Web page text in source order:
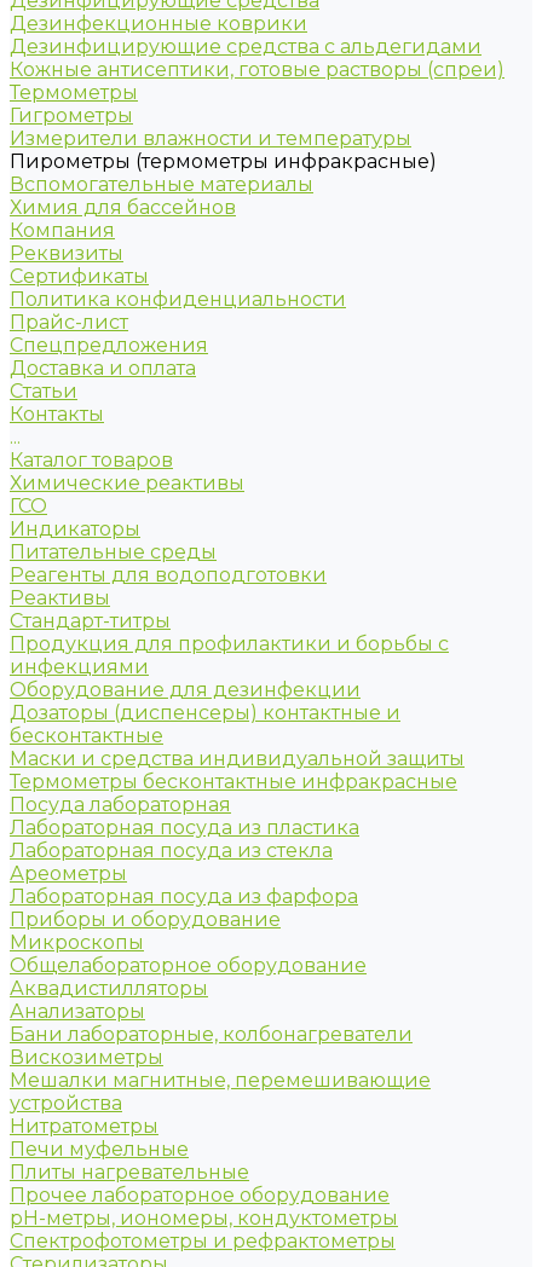
Дезинфекционные коврики
Дезинфицирующие средства с альдегидами
Кожные антисептики, готовые растворы (спреи)
Термометры
Гигрометры
Измерители влажности и температуры
Пирометры (термометры инфракрасные)
Вспомогательные материалы
Химия для бассейнов
Компания
Реквизиты
Сертификаты
Политика конфиденциальности
Прайс-лист
Спецпредложения
Доставка и оплата
Статьи
Контакты
...
Каталог товаров
Химические реактивы
ГСО
Индикаторы
Питательные среды
Реагенты для водоподготовки
Реактивы
Стандарт-титры
Продукция для профилактики и борьбы с
инфекциями
Оборудование для дезинфекции
Дозаторы (диспенсеры) контактные и
бесконтактные
Маски и средства индивидуальной защиты
Термометры бесконтактные инфракрасные
Посуда лабораторная
Лабораторная посуда из пластика
Лабораторная посуда из стекла
Ареометры
Лабораторная посуда из фарфора
Приборы и оборудование
Микроскопы
Общелабораторное оборудование
Аквадистилляторы
Анализаторы
Бани лабораторные, колбонагреватели
Вискозиметры
Мешалки магнитные, перемешивающие
устройства
Нитратометры
Печи муфельные
Плиты нагревательные
Прочее лабораторное оборудование
рН-метры, иономеры, кондуктометры
Спектрофотометры и рефрактометры